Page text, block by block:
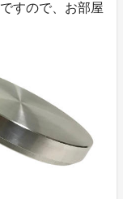
すので、お部屋